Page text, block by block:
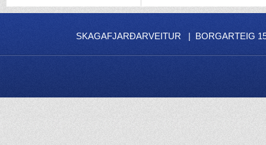
SKAGAFJARÐARVEITUR | BORGARTEIG